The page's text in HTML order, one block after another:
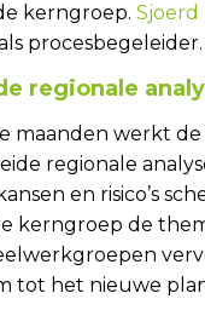
kerngroep. Sjoerd
procesbegeleider.
regionale
maanden werkt
regionale
en risico’s
kerngroep de
tot het nieuwe